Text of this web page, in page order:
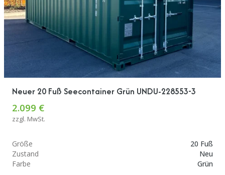
Neuer 20 Fuß Seecontainer Grün UNDU-228553-3
2.099 €
zzgl. MwSt.
Größe
20 Fuß
Zustand
Neu
Farbe
Grün